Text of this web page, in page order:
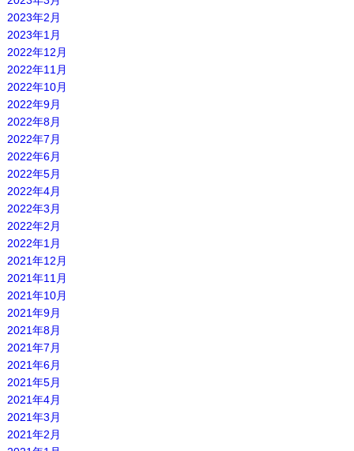
2023年2月
2023年1月
2022年12月
2022年11月
2022年10月
2022年9月
2022年8月
2022年7月
2022年6月
2022年5月
2022年4月
2022年3月
2022年2月
2022年1月
2021年12月
2021年11月
2021年10月
2021年9月
2021年8月
2021年7月
2021年6月
2021年5月
2021年4月
2021年3月
2021年2月